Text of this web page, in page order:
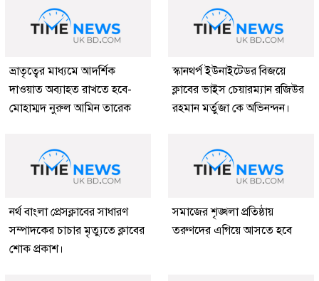
ভ্রাতৃত্বের মাধ্যমে আদর্শিক
দাওয়াত অব্যাহত রাখতে হবে-
মোহাম্মদ নুরুল আমিন তারেক
স্কানথর্প ইউনাইটেডর বিজয়ে
ক্লাবের ভাইস চেয়ারম্যান রজিউর
রহমান মর্তুজা কে অভিনন্দন।
নর্থ বাংলা প্রেসক্লাবের সাধারণ
সম্পাদকের চাচার মৃত্যুতে ক্লাবের
শোক প্রকাশ।
সমাজের শৃঙ্খলা প্রতিষ্ঠায়
তরুণদের এগিয়ে আসতে হবে